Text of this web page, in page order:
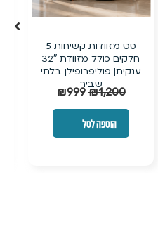
מזוודת 28 אינץ’
TITANIUMצבע שמנת דגם
מומלץ!
₪399
349
הוספה לסל